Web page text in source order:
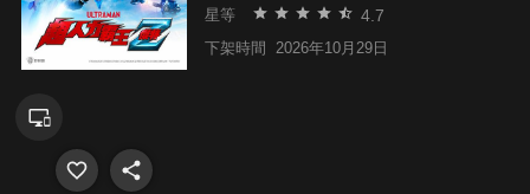
星等 4.7
下架時間 2026年10月29日